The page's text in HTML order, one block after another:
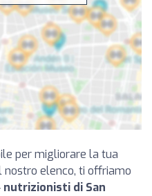
per migliorare la tua
nostro elenco, ti offriamo
nutrizionisti di San